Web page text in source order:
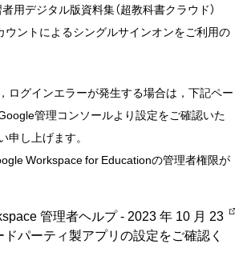
デジタル版資料集（超教科書クラウド）
ウントによるシングルサインオンをご利用の
ログインエラーが発生する場合は，下記ペー
管理コンソールより設定をご確認いた
申し上げます。
Workspace for Educationの管理者権限が
管理者ヘルプ - 2023 年 10 月 23
パーティ製アプリの設定をご確認く